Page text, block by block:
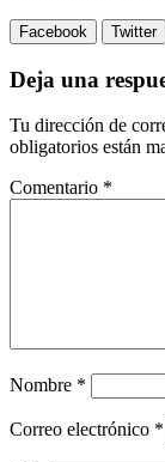
Facebook Twitter
Deja una
Tu dirección de
obligatorios están
Comentario *
Nombre *
Correo electrónico *